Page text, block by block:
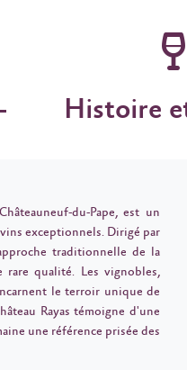
Histoire
du-Pape, est un
exceptionnels. Dirigé par
traditionnelle de la
qualité. Les vignobles,
le terroir unique de
Rayas témoigne d'une
une référence prisée des